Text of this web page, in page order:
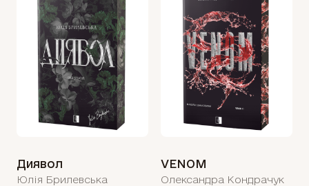
Диявол
Юлія Брилевська
VENOM
Олександра Кондрачук